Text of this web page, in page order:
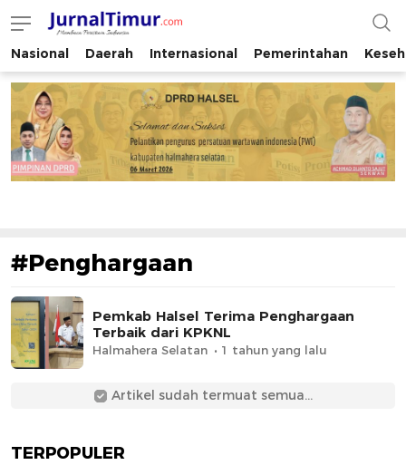
JurnalTimur.com
Membaca Peristiwa Indonesia
Nasional Daerah Internasional Pemerintahan
#Penghargaan
Pemkab Halsel Terima Penghargaan
Terbaik dari KPKNL
Halmahera Selatan 1 tahun yang lalu
Artikel sudah termuat semua...
TERPOPULER